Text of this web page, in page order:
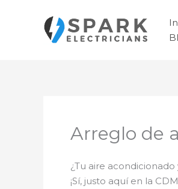
contenido
Arreglo de
¿Tu aire acondicionado
¡Sí, justo aquí en la